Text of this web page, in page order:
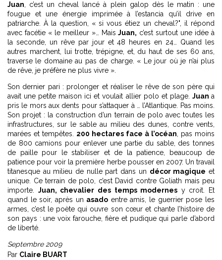
Juan , c’est un cheval lancé à plein galop dès le matin : une
fougue et une énergie imprimée à l’estancia qu’il drive en
patriarche. À la question, « si vous étiez un cheval?", il répond
avec facétie « le meilleur »… MaisJuan, c’est surtout une idée à
la seconde, un rêve par jour et 48 heures en 24… Quand les
autres marchent, lui trotte, trépigne, et, du haut de ses 60 ans,
traverse le domaine au pas de charge. « Le jour où je n’ai plus
de rêve, je préfère ne plus vivre ».
Son dernier pari : prolonger et réaliser le rêve de son père qui
avait une petite maison ici et voulait allier polo et plage. Juana
pris le mors aux dents pour s’attaquer à … l’Atlantique. Pas moins.
Son projet : la construction d’un terrain de polo avec toutes les
infrastructures, sur le sable au milieu des dunes, contre vents,
marées et tempêtes. 200 hectares face à l’océan , pas moins
de 800 camions pour enlever une partie du sable, des tonnes
de paille pour le stabiliser et de la patience, beaucoup de
patience pour voir la première herbe pousser en 2007. Un travail
titanesque au milieu de nulle part dans un décor magique et
unique. Ce terrain de polo, c’est David contre Goliath mais peu
importe. Juan, chevalier des temps modernes y croit. Et
quand le soir, après un asado entre amis, le guerrier pose les
armes, c’est le poète qui ouvre son cœur et chante l’histoire de
son pays : une voix farouche, fière et pudique qui parle d’abord
de liberté.
Septembre 2009
Par Claire BUART